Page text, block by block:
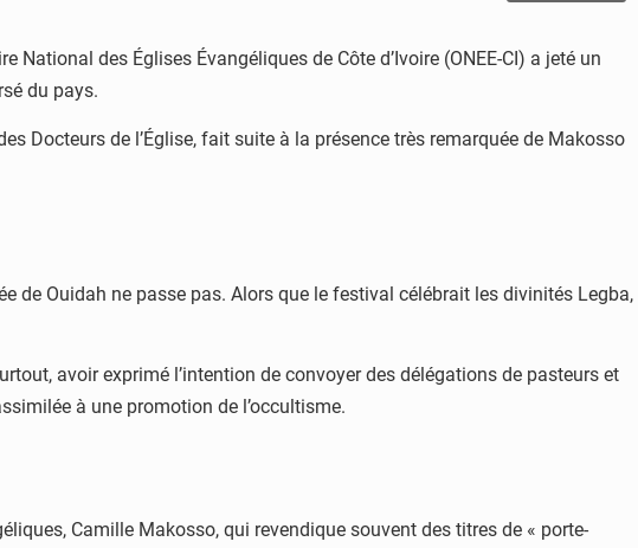
des Églises Évangéliques de Côte d’Ivoire (ONEE-CI) a jeté un
du pays.
Docteurs de l’Église, fait suite à la présence très remarquée de Makosso
de Ouidah ne passe pas. Alors que le festival célébrait les divinités Legba,
avoir exprimé l’intention de convoyer des délégations de pasteurs et
à une promotion de l’occultisme.
Camille Makosso, qui revendique souvent des titres de « porte-